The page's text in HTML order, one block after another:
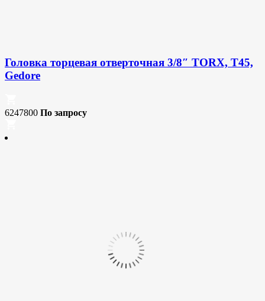
Головка торцевая отверточная 3/8″ TORX, T45,
Gedore
6247800 По запросу